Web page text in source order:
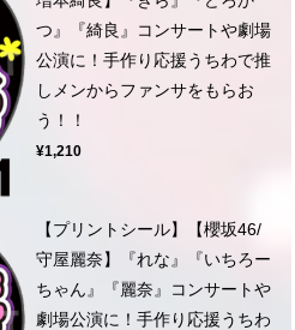
つ』『綺良』コンサートや劇場
公演に！手作り応援うちわで推
しメンからファンサをもらお
う！！
¥1,210
【プリントシール】【櫻坂46/
守屋麗奈】『れな』『いちろー
ちゃん』『麗奈』コンサートや
劇場公演に！手作り応援うちわ